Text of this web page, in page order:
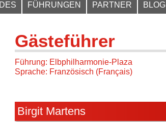
FÜHRUNGEN PARTNER BLOG
Gästeführer
Führung: Elbphilharmonie-Plaza
Sprache: Französisch (Français)
Birgit Martens